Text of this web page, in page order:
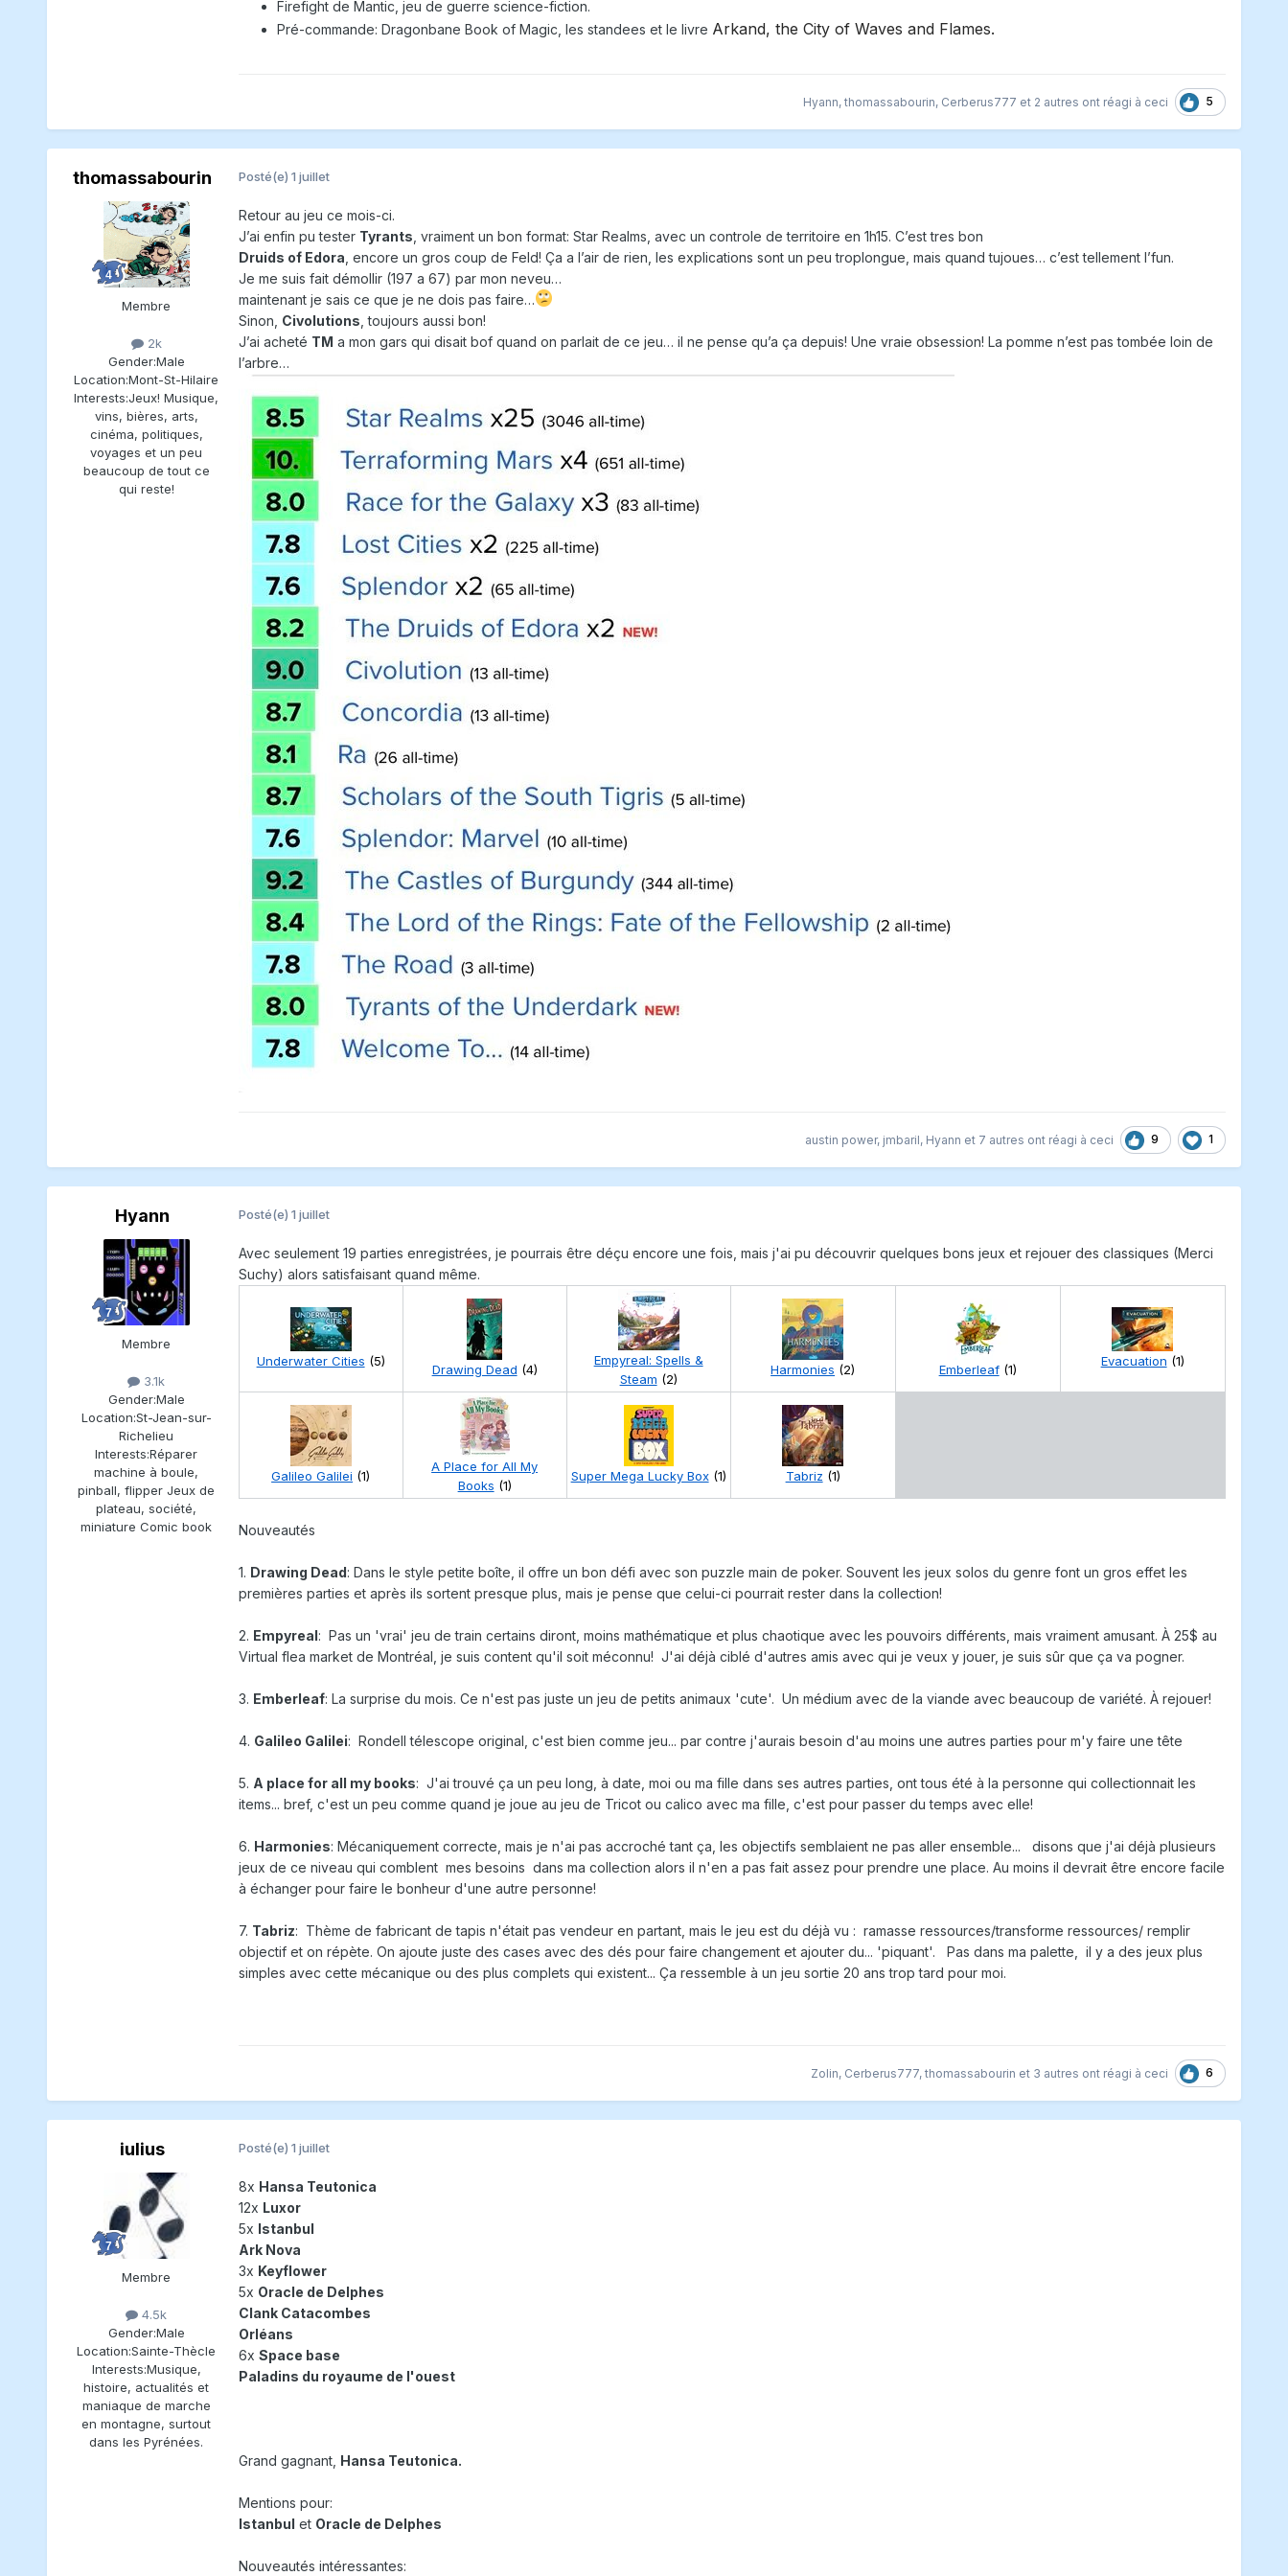
Firefight de Mantic, jeu de guerre science-fiction.
Pré-commande: Dragonbane Book of Magic, les standees et le livre Arkand, the City of Waves and Flames.
Hyann,thomassabourin, Cerberus777 et 2 autres ont réagi à ceci 5
thomassabourin
Membre
2k
Gender:Male
Location:Mont-St-Hilaire
Interests:Jeux! Musique,
vins, bières, arts,
cinéma, politiques,
voyages et un peu
beaucoup de tout ce
qui reste!
Posté(e) 1 juillet
Retour au jeu ce mois-ci.
J’ai enfin pu tester Tyrants , vraiment un bon format: Star Realms, avec un controle de territoire en 1h15. C’est tres bon
Druids of Edora , encore un gros coup de Feld! Ça a l’air de rien, les explications sont un peu troplongue, mais quand tujoues… c’est tellement l’fun.
Je me suis fait démollir (197 a 67) par mon neveu…
maintenant je sais ce que je ne dois pas faire…
Sinon, Civolutions , toujours aussi bon!
J’ai acheté TM a mon gars qui disait bof quand on parlait de ce jeu… il ne pense qu’a ça depuis! Une vraie obsession! La pomme n’est pas tombée loin de
l’arbre…
austin power, jmbaril, Hyann et 7 autres ont réagi à ceci 9 1
Hyann
Membre
3.1k
Gender:Male
Location:St-Jean-sur-
Richelieu
Interests:Réparer
machine à boule,
pinball, flipper Jeux de
plateau, société,
miniature Comic book
Posté(e) 1 juillet
Avec seulement 19 parties enregistrées, je pourrais être déçu encore une fois, mais j'ai pu découvrir quelques bons jeux et rejouer des classiques (Merci
Suchy) alors satisfaisant quand même.
Underwater Cities (5)
Drawing Dead (4)
Empyreal: Spells &
Steam (2)
Harmonies (2) Emberleaf (1)
Evacuation (1)
Galileo Galilei (1)
A Place for All My
Books (1)
Super Mega Lucky Box (1) Tabriz (1)
Nouveautés
1. Drawing Dead: Dans le style petite boîte, il offre un bon défi avec son puzzle main de poker. Souvent les jeux solos du genre font un gros effet les
premières parties et après ils sortent presque plus, mais je pense que celui-ci pourrait rester dans la collection!
2. Empyreal: Pas un 'vrai' jeu de train certains diront, moins mathématique et plus chaotique avec les pouvoirs différents, mais vraiment amusant. À 25$ au
Virtual flea market de Montréal, je suis content qu'il soit méconnu! J'ai déjà ciblé d'autres amis avec qui je veux y jouer, je suis sûr que ça va pogner.
3. Emberleaf: La surprise du mois. Ce n'est pas juste un jeu de petits animaux 'cute'. Un médium avec de la viande avec beaucoup de variété. À rejouer!
4. Galileo Galilei: Rondell télescope original, c'est bien comme jeu... par contre j'aurais besoin d'au moins une autres parties pour m'y faire une tête
5. A place for all my books: J'ai trouvé ça un peu long, à date, moi ou ma fille dans ses autres parties, ont tous été à la personne qui collectionnait les
items... bref, c'est un peu comme quand je joue au jeu de Tricot ou calico avec ma fille, c'est pour passer du temps avec elle!
6. Harmonies: Mécaniquement correcte, mais je n'ai pas accroché tant ça, les objectifs semblaient ne pas aller ensemble... disons que j'ai déjà plusieurs
jeux de ce niveau qui comblent mes besoins dans ma collection alors il n'en a pas fait assez pour prendre une place. Au moins il devrait être encore facile
à échanger pour faire le bonheur d'une autre personne!
7. Tabriz: Thème de fabricant de tapis n'était pas vendeur en partant, mais le jeu est du déjà vu : ramasse ressources/transforme ressources/ remplir
objectif et on répète. On ajoute juste des cases avec des dés pour faire changement et ajouter du... 'piquant'. Pas dans ma palette, il y a des jeux plus
simples avec cette mécanique ou des plus complets qui existent... Ça ressemble à un jeu sortie 20 ans trop tard pour moi.
Zolin, Cerberus777,thomassabourin et 3 autres ont réagi à ceci 6
iulius
Membre
4.5k
Gender:Male
Location:Sainte-Thècle
Interests:Musique,
histoire, actualités et
maniaque de marche
en montagne, surtout
dans les Pyrénées.
Posté(e) 1 juillet
8x Hansa Teutonica
12x Luxor
5x Istanbul
Ark Nova
3x Keyflower
5x Oracle de Delphes
Clank Catacombes
Orléans
6x Space base
Paladins du royaume de l'ouest
Grand gagnant, Hansa Teutonica.
Mentions pour:
Istanbul et Oracle de Delphes
Nouveautés intéressantes: